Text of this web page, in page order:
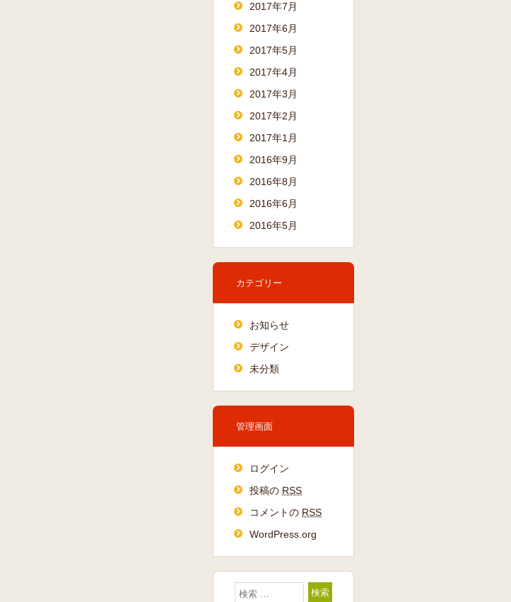
2017年7月
2017年6月
2017年5月
2017年4月
2017年3月
2017年2月
2017年1月
2016年9月
2016年8月
2016年6月
2016年5月
カテゴリー
お知らせ
デザイン
未分類
管理画面
ログイン
投稿の RSS
コメントの RSS
WordPress.org